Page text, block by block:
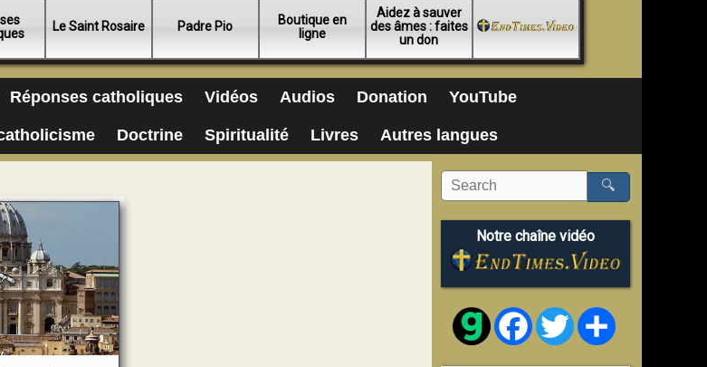
Le Saint Rosaire Padre Pio
Boutique en
ligne
Aidez à sauver
des âmes : faites
un don
Réponses catholiques Vidéos Audios Donation YouTube
Doctrine Spiritualité Livres Autres langues
🔍
Notre chaîne vidéo
FacebookTwitter